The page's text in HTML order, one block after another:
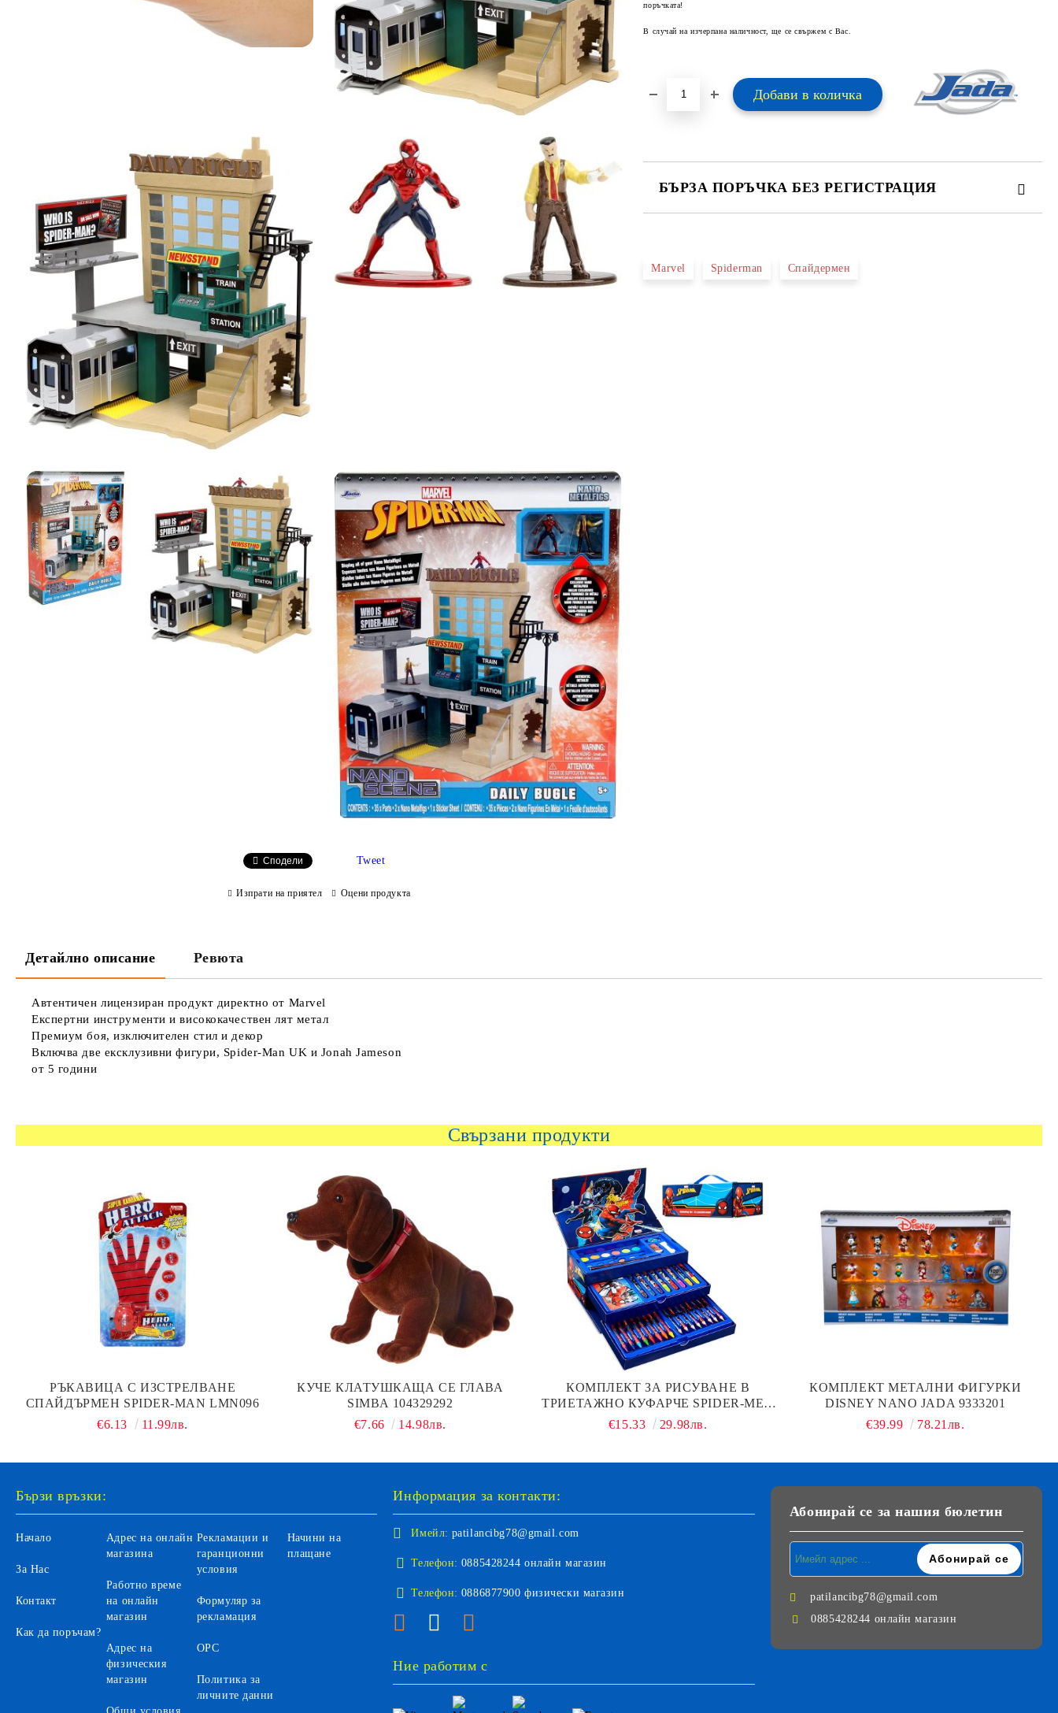
поръчката!
В случай на изчерпана наличност, ще се свържем с Вас.
БЪРЗА ПОРЪЧКА БЕЗ РЕГИСТРАЦИЯ
Ние ще се свържем с вас в рамките на работния ден.
Marvel Spiderman Спайдермен
Сподели Tweet
Изпрати на приятел Оцени продукта
Детайлно описание Ревюта
Автентичен лицензиран продукт директно от Marvel
Експертни инструменти и висококачествен лят метал
Премиум боя, изключителен стил и декор
Включва две ексклузивни фигури, Spider-Man UK и Jonah Jameson
от 5 години
Свързани продукти
РЪКАВИЦА С ИЗСТРЕЛВАНЕ
СПАЙДЪРМЕН SPIDER-MAN LMN096
€6.13
11.99лв.
КУЧЕ КЛАТУШКАЩА СЕ ГЛАВА
SIMBA 104329292
€7.66
14.98лв.
КОМПЛЕКТ ЗА РИСУВАНЕ В
ТРИЕТАЖНО КУФАРЧЕ SPIDER-MEN
668277
€15.33 29.98лв.
КОМПЛЕКТ МЕТАЛНИ ФИГУРКИ
DISNEY NANO JADA 9333201
€39.99
78.21лв.
Бързи връзки:
Начало
За Нас
Контакт
Как да поръчам?
Адрес на онлайн
магазина
Работно време
на онлайн
магазин
Адрес на
физическия
магазин
Рекламации и
гаранционни
условия
Формуляр за
рекламация
ОРС
Политика за
личните данни
Начини на
плащане
Информация за контакти:
Имейл: patilancibg78@gmail.com
Телефон: 0885428244 онлайн магазин
Телефон: 0886877900 физически магазин
Ние работим с
Абонирай се за нашия бюлетин
patilancibg78@gmail.com
0885428244 онлайн магазин